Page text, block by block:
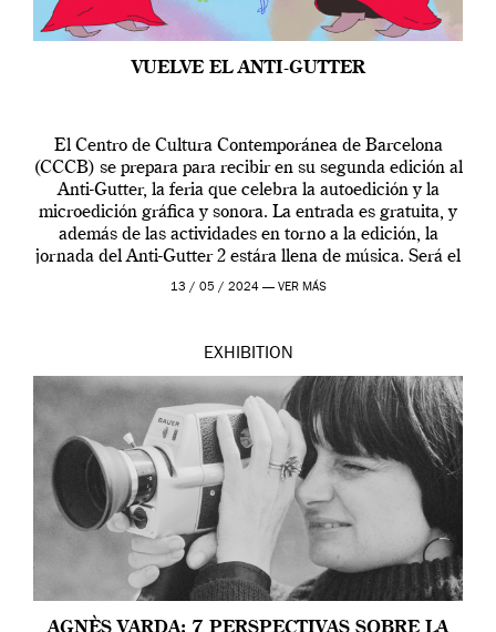
VUELVE EL ANTI-GUTTER
El Centro de Cultura Contemporánea de Barcelona
(CCCB) se prepara para recibir en su segunda edición al
Anti-Gutter, la feria que celebra la autoedición y la
microedición gráfica y sonora. La entrada es gratuita, y
además de las actividades en torno a la edición, la
jornada del Anti-Gutter 2 estára llena de música. Será el
[…]
13 / 05 / 2024 — VER MÁS
EXHIBITION
AGNÈS VARDA: 7 PERSPECTIVAS SOBRE LA